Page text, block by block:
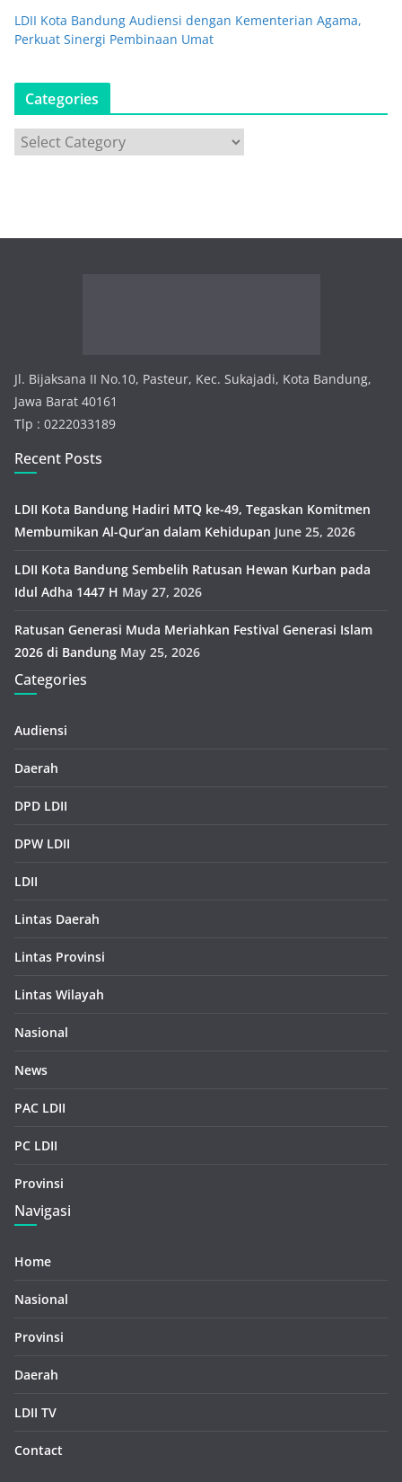
LDII Kota Bandung Audiensi dengan Kementerian Agama,
Perkuat Sinergi Pembinaan Umat
Categories
a
Jl. Bijaksana II No.10, Pasteur, Kec. Sukajadi, Kota Bandung,
Jawa Barat 40161
Tlp : 0222033189
Recent Posts
LDII Kota Bandung Hadiri MTQ ke-49, Tegaskan Komitmen
Membumikan Al-Qur’an dalam Kehidupan June 25, 2026
LDII Kota Bandung Sembelih Ratusan Hewan Kurban pada
Idul Adha 1447 H May 27, 2026
Ratusan Generasi Muda Meriahkan Festival Generasi Islam
2026 di Bandung May 25, 2026
Categories
Audiensi
Daerah
DPD LDII
DPW LDII
LDII
Lintas Daerah
Lintas Provinsi
Lintas Wilayah
Nasional
News
PAC LDII
PC LDII
Provinsi
Navigasi
Home
Nasional
Provinsi
Daerah
LDII TV
Contact